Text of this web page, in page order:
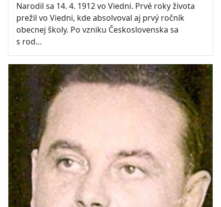
Narodil sa 14. 4. 1912 vo Viedni. Prvé roky života
prežil vo Viedni, kde absolvoval aj prvý ročník
obecnej školy. Po vzniku Československa sa
s rod…